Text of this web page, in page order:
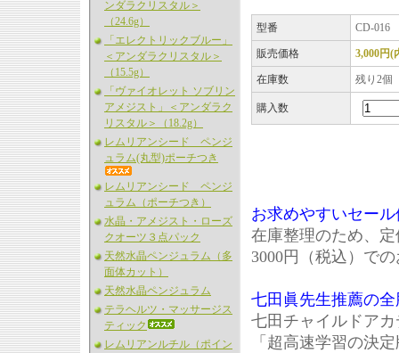
ンダラクリスタル＞
（24.6g）
「エレクトリックブルー」
＜アンダラクリスタル＞
（15.5g）
「ヴァイオレット ソブリン
アメジスト」＜アンダラク
リスタル＞（18.2g）
レムリアンシード ペンジ
ュラム(丸型)ポーチつき
レムリアンシード ペンジ
ュラム（ポーチつき）
水晶・アメジスト・ローズ
クオーツ３点パック
天然水晶ペンジュラム（多
面体カット）
天然水晶ペンジュラム
テラヘルツ・マッサージス
ティック
レムリアンルチル（ポイン
型番 CD-016
販売価格 3,000円(
在庫数 残り2個
購入数
お求めやすいセー
在庫整理のため、
3000円（税込）で
七田眞先生推薦の
七田チャイルドア
「超高速学習の決